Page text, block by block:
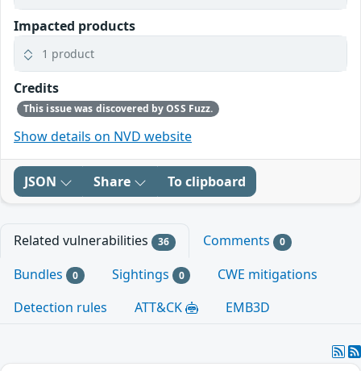
Impacted products
1 product
Credits
This issue was discovered by OSS Fuzz.
Show details on NVD website
JSON Share To clipboard
Related vulnerabilities 36 Comments 0
Bundles 0 Sightings 0
CWE mitigations
Detection rules
ATT&CK EMB3D